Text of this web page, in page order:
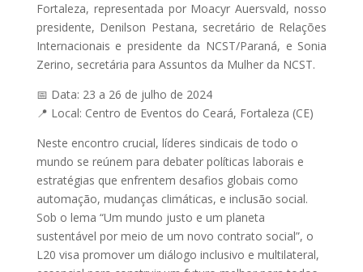
Fortaleza, representada por Moacyr Auersvald, nosso
presidente, Denilson Pestana, secretário de Relações
Internacionais e presidente da NCST/Paraná, e Sonia
Zerino, secretária para Assuntos da Mulher da NCST.
📅 Data: 23 a 26 de julho de 2024
📍 Local: Centro de Eventos do Ceará, Fortaleza (CE)
Neste encontro crucial, líderes sindicais de todo o
mundo se reúnem para debater políticas laborais e
estratégias que enfrentem desafios globais como
automação, mudanças climáticas, e inclusão social.
Sob o lema “Um mundo justo e um planeta
sustentável por meio de um novo contrato social”, o
L20 visa promover um diálogo inclusivo e multilateral,